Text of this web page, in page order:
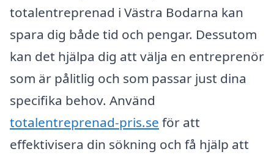
totalentreprenad i Västra Bodarna kan
spara dig både tid och pengar. Dessutom
kan det hjälpa dig att välja en entreprenör
som är pålitlig och som passar just dina
specifika behov. Använd
totalentreprenad-pris.se för att
effektivisera din sökning och få hjälp att